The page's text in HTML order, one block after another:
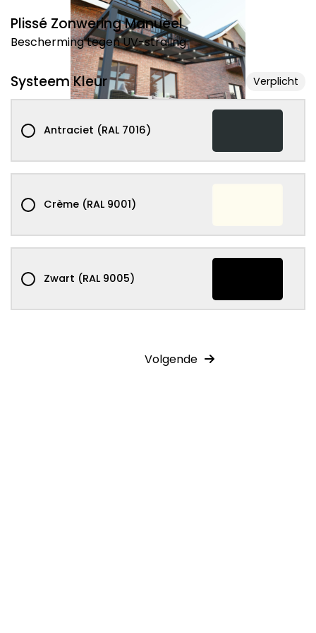
Plissé Zonwering Manueel
Bescherming tegen UV-straling
Systeem Kleur Verplicht
Antraciet (RAL 7016)
Crème (RAL 9001)
Zwart (RAL 9005)
Volgende